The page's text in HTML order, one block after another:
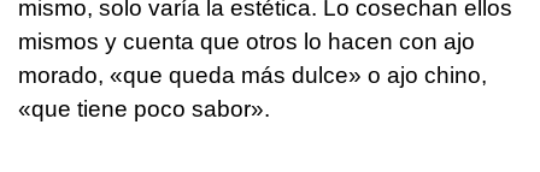
mismo, solo varía la estética. Lo cosechan ellos
mismos y cuenta que otros lo hacen con ajo
morado, «que queda más dulce» o ajo chino,
«que tiene poco sabor».